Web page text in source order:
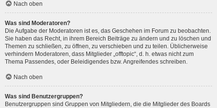
Nach oben
Was sind Moderatoren?
Die Aufgabe der Moderatoren ist es, das Geschehen im Forum zu beobachten.
Sie haben das Recht, in ihrem Bereich Beiträge zu ändern und zu löschen und
Themen zu schließen, zu öffnen, zu verschieben und zu teilen. Üblicherweise
verhindern Moderatoren, dass Mitglieder „offtopic“, d. h. etwas nicht zum
Thema Passendes, oder Beleidigendes bzw. Angreifendes schreiben.
Nach oben
Was sind Benutzergruppen?
Benutzergruppen sind Gruppen von Mitgliedern, die die Mitglieder des Boards